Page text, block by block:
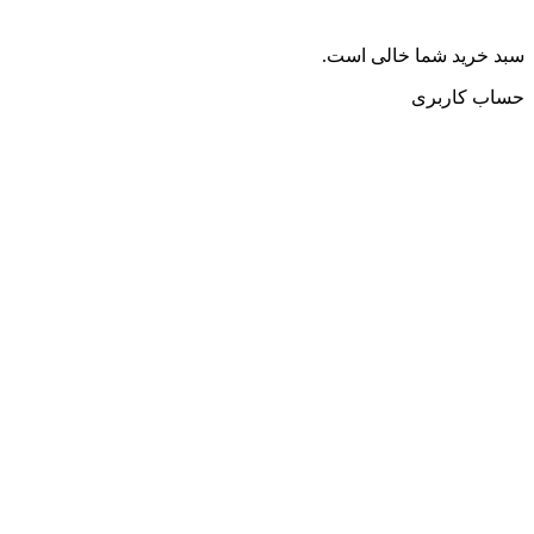
سبد خرید شما خالی است.
حساب کاربری